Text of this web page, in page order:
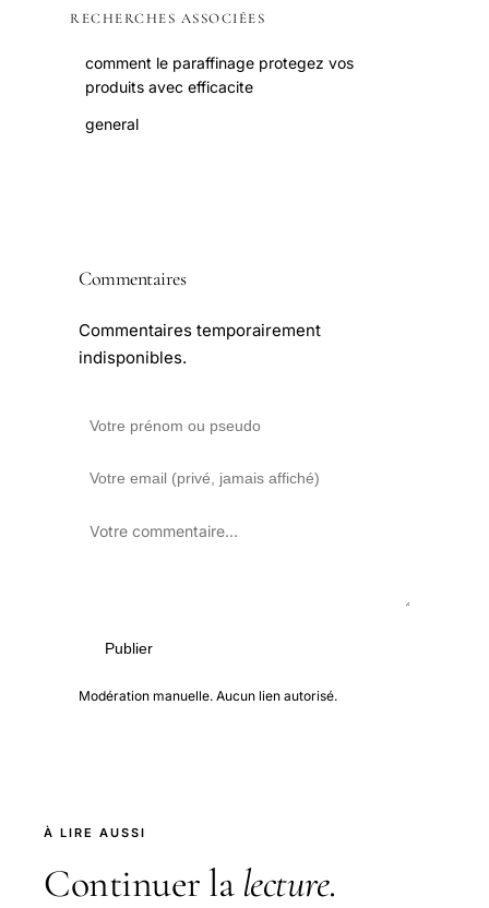
RECHERCHES ASSOCIÉES
comment le paraffinage protegez vos
produits avec efficacite
general
Commentaires
Commentaires temporairement
indisponibles.
Publier
Modération manuelle. Aucun lien autorisé.
À LIRE AUSSI
Continuer la lecture.